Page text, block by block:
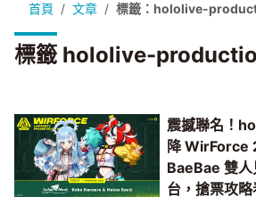
首頁 文章 標籤：hololive-
標籤 hololive-
震撼聯名！
降 WirForce
BaeBae 雙
台，搶票攻略